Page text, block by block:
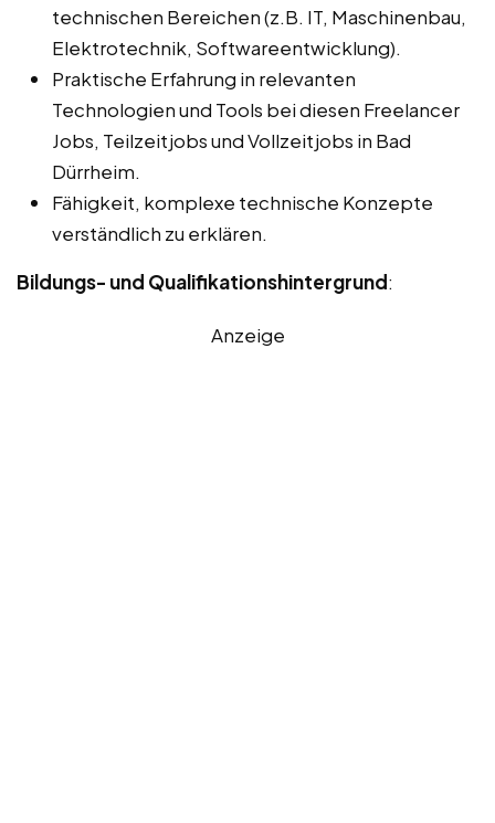
technischen Bereichen (z.B. IT, Maschinenbau,
Elektrotechnik, Softwareentwicklung).
Praktische Erfahrung in relevanten
Technologien und Tools bei diesen Freelancer
Jobs, Teilzeitjobs und Vollzeitjobs in Bad
Dürrheim.
Fähigkeit, komplexe technische Konzepte
verständlich zu erklären.
Bildungs- und Qualifikationshintergrund:
Anzeige